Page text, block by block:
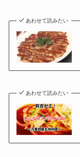
あわせて読みたい
あわせて読みたい